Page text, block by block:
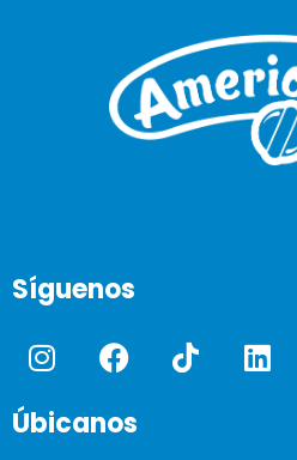
Síguenos
Úbicanos